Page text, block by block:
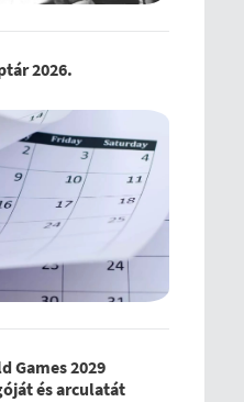
2026.
Games 2029
és arculatát